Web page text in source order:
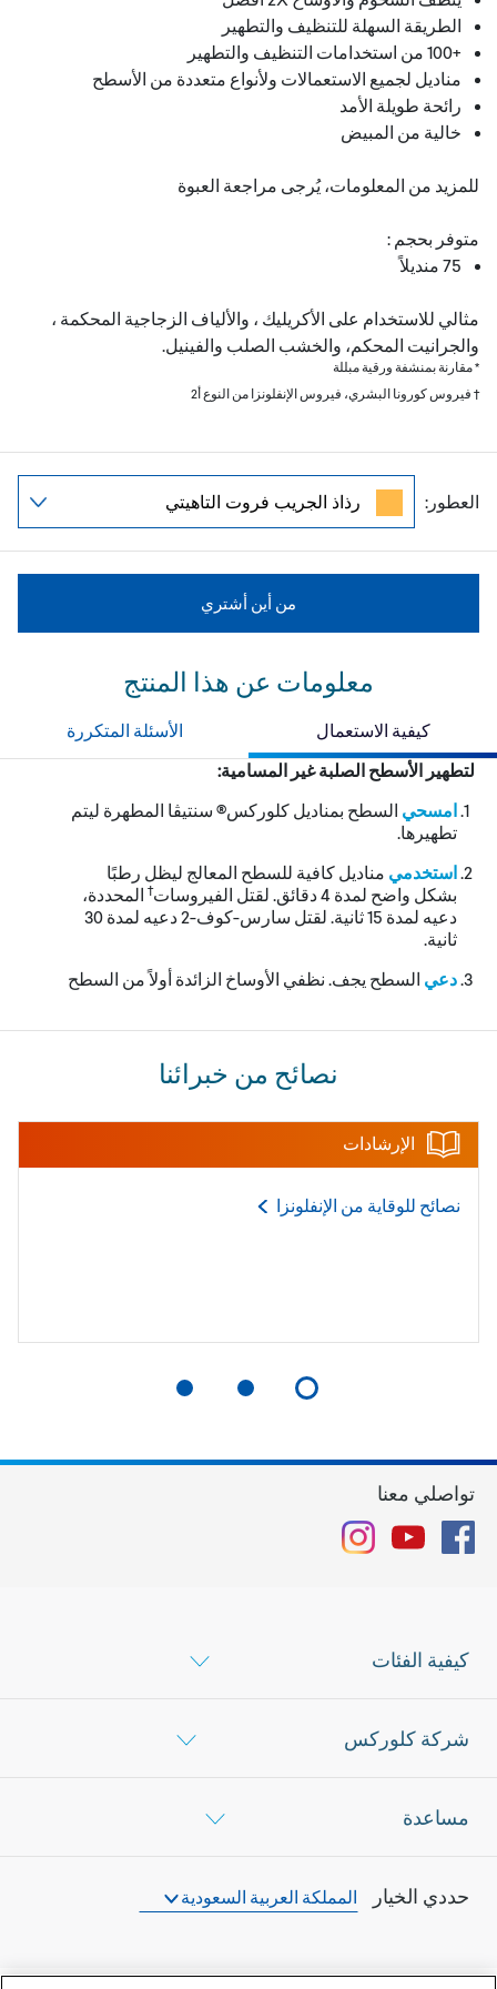
الطريقة السهلة للتنظيف والتطهير
+001 من استخدامات التنظيف والتطهير
مناديل لجميع الاستعمالات ولأنواع متعددة من الأسطح
رائحة طويلة الأمد
خالية من المبيض
للمزيد من المعلومات، يُرجى مراجعة العبوة
متوفر بحجم :
57 منديلاً
مثالي للاستخدام على الأكريليك ، والألياف الزجاجية المحكمة ،
والجرانيت المحكم، والخشب الصلب والفينيل.
* مقارنة بمنشفة ورقية مبللة
† فيروس كورونا البشري، فيروس الإنفلونزا من النوع أ2
العطور:
من أين أشتري
معلومات عن هذا المنتج
كيفية الاستعمال
الأسئلة المتكررة
لتطهير الأسطح الصلبة غير المسامية:
امسحي السطح بمناديل كلوركس® سنتيڤا المطهرة ليتم
تطهيرها.
استخدمي مناديل كافية للسطح المعالج ليظل رطبًا
بشكل واضح لمدة 4 دقائق. لقتل الفيروسات† المحددة،
دعيه لمدة 51 ثانية. لقتل سارس-كوف-2 دعيه لمدة 03
ثانية.
دعي السطح يجف. نظفي الأوساخ الزائدة أولاً من السطح
نصائح من خبرائنا
الإرشادات
نصائح للوقاية من الإنفلونزا
كيفية الفئات
شركة كلوركس
مساعدة
حددي الخيار المملكة العربية السعودية
تواصلي معنا
Facebook
YouTube
Instagram